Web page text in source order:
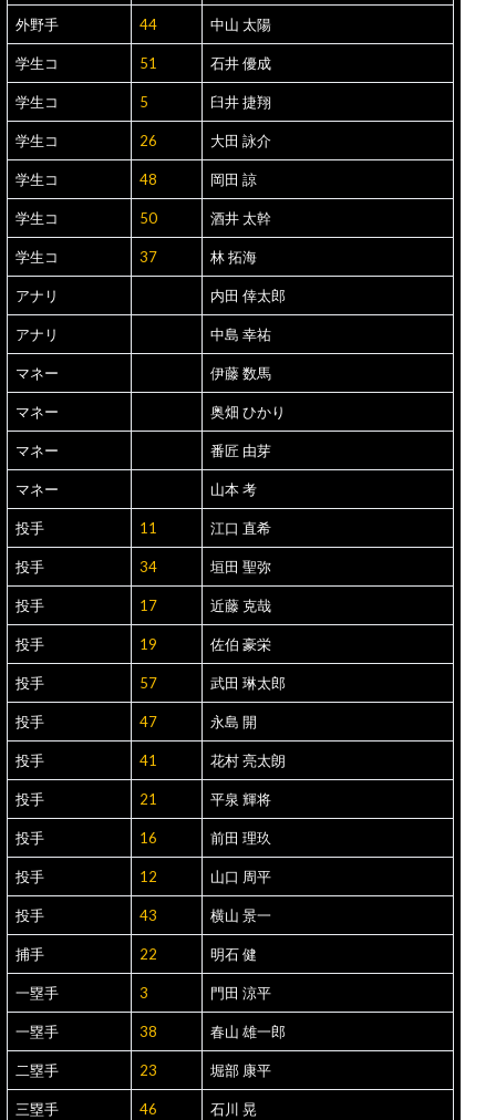
外野手 44 中山 太陽
学生コ 51 石井 優成
学生コ 5 臼井 捷翔
学生コ 26 大田 詠介
学生コ 48 岡田 諒
学生コ 50 酒井 太幹
学生コ 37 林 拓海
アナリ 内田 倖太郎
アナリ 中島 幸祐
マネー 伊藤 数馬
マネー 奥畑 ひかり
マネー 番匠 由芽
マネー 山本 考
投手 11 江口 直希
投手 34 垣田 聖弥
投手 17 近藤 克哉
投手 19 佐伯 豪栄
投手 57 武田 琳太郎
投手 47 永島 開
投手 41 花村 亮太朗
投手 21 平泉 輝将
投手 16 前田 理玖
投手 12 山口 周平
投手 43 横山 景一
捕手 22 明石 健
一塁手 3 門田 涼平
一塁手 38 春山 雄一郎
二塁手 23 堀部 康平
三塁手 46 石川 晃